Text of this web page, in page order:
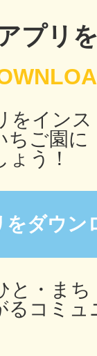
プリ
をイン
ちご園に
う！
をダウン
と・ま
るコミュ
滋賀県